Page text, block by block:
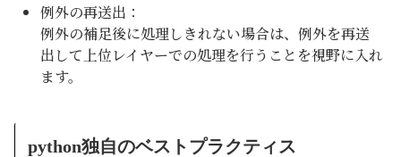
例外の再送出：
例外の補足後に処理しきれない場合は、例外を再送
出して上位レイヤーでの処理を行うことを視野に入れ
ます。
python独自のベストプラクティス